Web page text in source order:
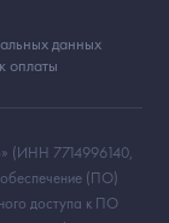
данных
оплаты
(ИНН 7714996140,
(ПО)
доступа к ПО